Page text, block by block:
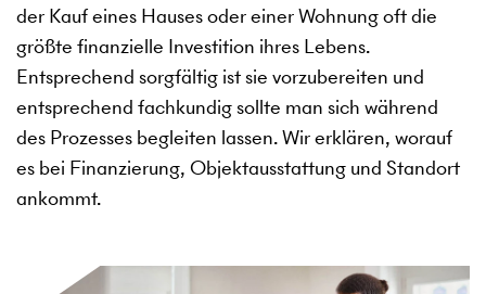
der Kauf eines Hauses oder einer Wohnung oft die
größte finanzielle Investition ihres Lebens.
Entsprechend sorgfältig ist sie vorzubereiten und
entsprechend fachkundig sollte man sich während
des Prozesses begleiten lassen. Wir erklären, worauf
es bei Finanzierung, Objektausstattung und Standort
ankommt.